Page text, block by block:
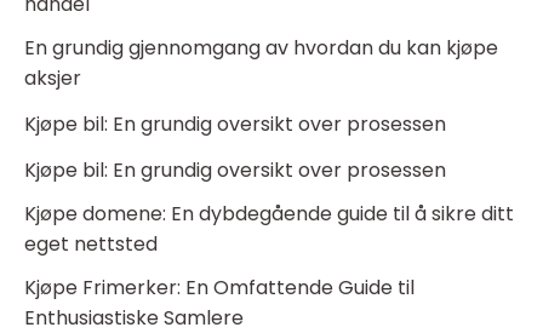
En grundig gjennomgang av hvordan du kan kjøpe
aksjer
Kjøpe bil: En grundig oversikt over prosessen
Kjøpe bil: En grundig oversikt over prosessen
Kjøpe domene: En dybdegående guide til å sikre ditt
eget nettsted
Kjøpe Frimerker: En Omfattende Guide til
Enthusiastiske Samlere